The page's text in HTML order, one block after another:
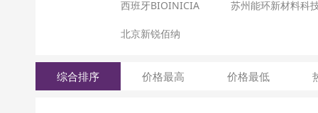
西班牙BIOINICIA 苏州能环新材料科
北京新锐佰纳
综合排序 价格最高 价格最低